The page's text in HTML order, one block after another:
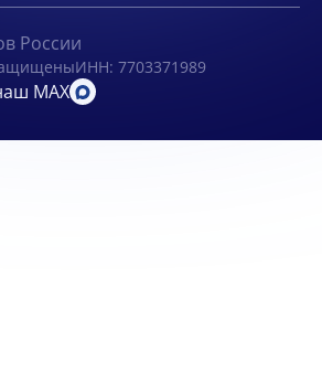
России
ИНН: 7703371989
MAX